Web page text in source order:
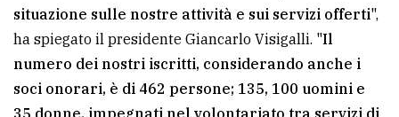
situazione sulle nostre attività e sui servizi offerti",
ha spiegato il presidente Giancarlo Visigalli. "Il
numero dei nostri iscritti, considerando anche i
soci onorari, è di 462 persone; 135, 100 uomini e